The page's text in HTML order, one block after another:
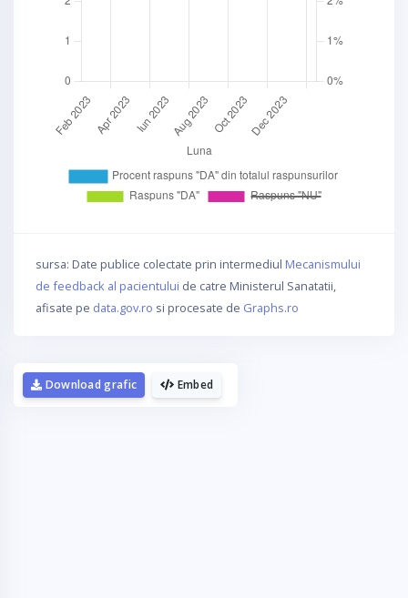
sursa: Date publice colectate prin intermediul Mecanismului
de feedback al pacientului de catre Ministerul Sanatatii,
afisate pe data.gov.ro si procesate de Graphs.ro
Embed
Download grafic